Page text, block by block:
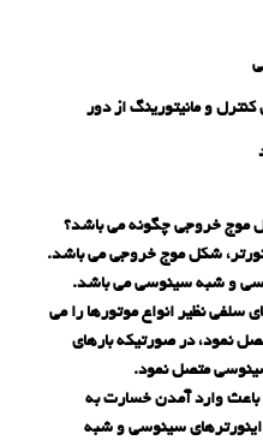
و مانیتورینگ از دور
موج خروجی چگونه می باشد؟
شکل موج خروجی می باشد.
و شبه سینوسی می باشد.
سلفی نظیر انواع موتورها را می
نمود، در صورتیکه بارهای
متصل نمود.
وارد آمدن خسارت به
اینورترهای سینوسی و شبه